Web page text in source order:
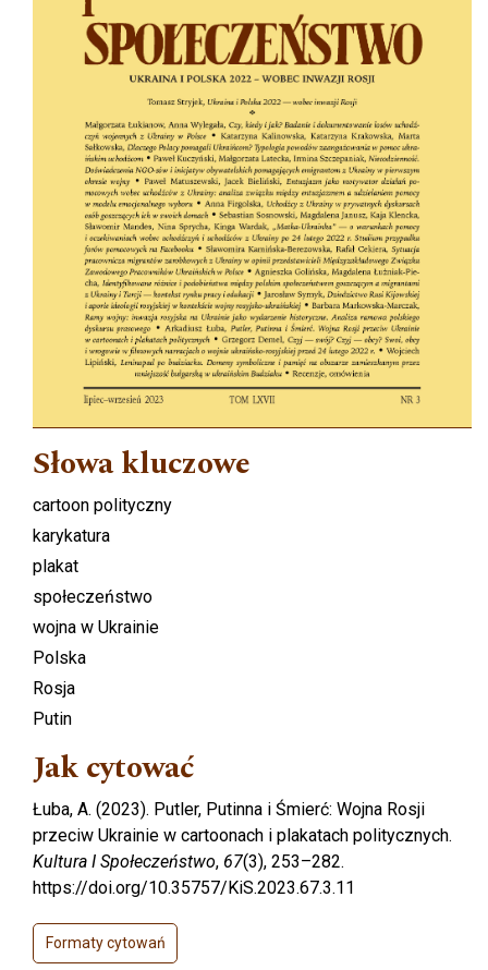
Słowa kluczowe
cartoon polityczny
karykatura
plakat
społeczeństwo
wojna w Ukrainie
Polska
Rosja
Putin
Jak cytować
Łuba, A. (2023). Putler, Putinna i Śmierć: Wojna Rosji
przeciw Ukrainie w cartoonach i plakatach politycznych.
Kultura I Społeczeństwo, 67(3), 253–282.
https://doi.org/10.35757/KiS.2023.67.3.11
Formaty cytowań